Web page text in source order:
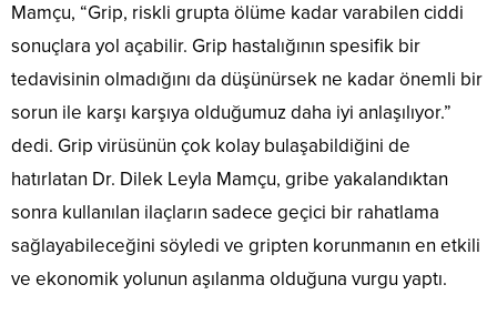
Mamçu, “Grip, riskli grupta ölüme kadar varabilen ciddi
sonuçlara yol açabilir. Grip hastalığının spesifik bir
tedavisinin olmadığını da düşünürsek ne kadar önemli bir
sorun ile karşı karşıya olduğumuz daha iyi anlaşılıyor.”
dedi. Grip virüsünün çok kolay bulaşabildiğini de
hatırlatan Dr. Dilek Leyla Mamçu, gribe yakalandıktan
sonra kullanılan ilaçların sadece geçici bir rahatlama
sağlayabileceğini söyledi ve gripten korunmanın en etkili
ve ekonomik yolunun aşılanma olduğuna vurgu yaptı.